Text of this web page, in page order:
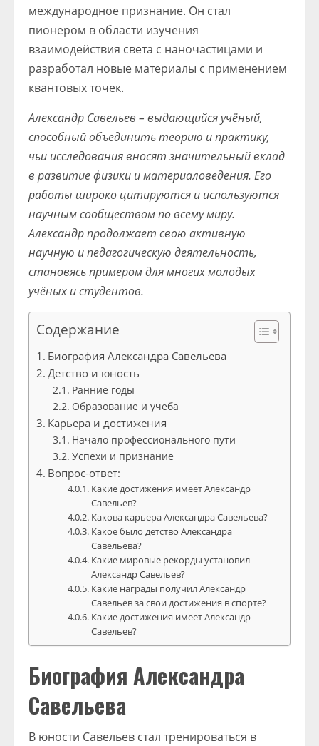
международное признание. Он стал
пионером в области изучения
взаимодействия света с наночастицами и
разработал новые материалы с применением
квантовых точек.
Александр Савельев – выдающийся учёный,
способный объединить теорию и практику,
чьи исследования вносят значительный вклад
в развитие физики и материаловедения. Его
работы широко цитируются и используются
научным сообществом по всему миру.
Александр продолжает свою активную
научную и педагогическую деятельность,
становясь примером для многих молодых
учёных и студентов.
Содержание
Биография Александра Савельева
Детство и юность
Ранние годы
Образование и учеба
Карьера и достижения
Начало профессионального пути
Успехи и признание
Вопрос-ответ:
Какие достижения имеет Александр
Савельев?
Какова карьера Александра Савельева?
Какое было детство Александра
Савельева?
Какие мировые рекорды установил
Александр Савельев?
Какие награды получил Александр
Савельев за свои достижения в спорте?
Какие достижения имеет Александр
Савельев?
Биография Александра
Савельева
В юности Савельев стал тренироваться в